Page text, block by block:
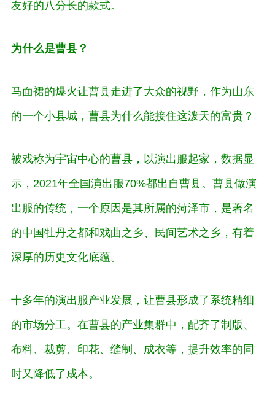
友好的八分长的款式。
为什么是曹县？
马面裙的爆火让曹县走进了大众的视野，作为山东
的一个小县城，曹县为什么能接住这泼天的富贵？
被戏称为宇宙中心的曹县，以演出服起家，数据显
示，2021年全国演出服70%都出自曹县。曹县做演
出服的传统，一个原因是其所属的菏泽市，是著名
的中国牡丹之都和戏曲之乡、民间艺术之乡，有着
深厚的历史文化底蕴。
十多年的演出服产业发展，让曹县形成了系统精细
的市场分工。在曹县的产业集群中，配齐了制版、
布料、裁剪、印花、缝制、成衣等，提升效率的同
时又降低了成本。